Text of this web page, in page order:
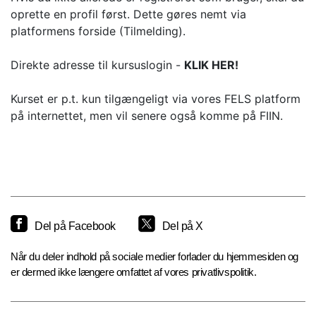
oprette en profil først. Dette gøres nemt via
platformens forside (Tilmelding).
Direkte adresse til kursuslogin - KLIK HER!
Kurset er p.t. kun tilgængeligt via vores FELS platform
på internettet, men vil senere også komme på FIIN.
Del på Facebook Del på X
Når du deler indhold på sociale medier forlader du hjemmesiden og
er dermed ikke længere omfattet af vores privatlivspolitik.